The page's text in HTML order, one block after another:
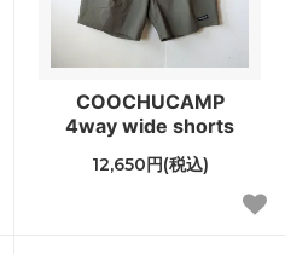
COOCHUCAMP
4way wide shorts
12,650円(税込)